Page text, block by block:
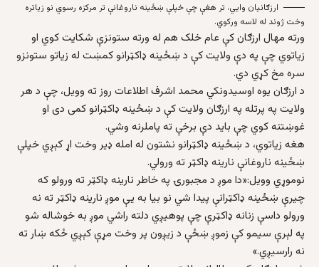
ارزګانیان وایي، تر هغې چې خپلې ښځینه ناروغانې تر مرکزه رسوي نو زیاتره
وخت ژوند له لاسه ورکوي.
ورته مهال ارزګان کې عام خلک هم له ورته ستونزې شکايت کوي او
زياتوي چې په دې ولايت کې د ښځينه ډاکټرانو کمښت له زياتو ستونزو
سره مخ کړي دي.
د ارزګان يوه اوسيدونکي محمد اشرف اطلاعات روز ته وويل، چې د هر
ولايت په پرتله په ارزګان ولايت کې د ښځينه ډاکټرانو کمی دی او
غوښتنه کوي چې باید دې برخې ته پاملرنه وشي.
هغه زیاتوي، د ښځينه ډاکټرانو نشتون له امله ډير وخت اړ کېږي خپلې
ښځینه ناروغانې نارينه ډاکټر ته ورولي.
نوموړي وویل:«دا موږ د مجبورۍ په خاطر نارينه ډاکټر ته ورولو که
چيرې ښځينه ډاکټرانې پیدا شي نو بیا به يې موږ نارينه ډاکټر ته نه
ورولو داسې زنانه ډاکټرې چې پوهيږي دلته راشي موږ به خوشاله شو
په لېرې سيمو کې زموږ ښځې د زيږون پر وخت مړې کېږي ځکه ښار ته
نه رارسیږي.»